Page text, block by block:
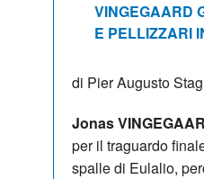
VINGEGAARD
E PELLIZZARI
di Pier Augusto
Jonas
per il traguardo
spalle di Eulalio,